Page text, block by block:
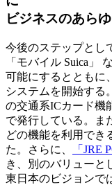
ビジネスのあら
今後のステップとし
「モバイル Suica」
可能にするとともに
システムを開始する
の交通系ICカード機
で発行している。ま
どの機能を利用でき
た。さらに、
「JRE
き、別のバリューと
東日本のビジョンで